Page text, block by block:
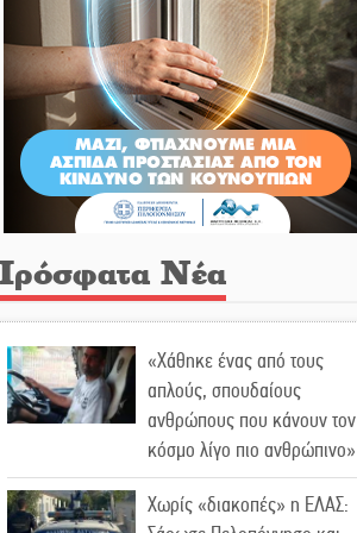
Νέα
«Χάθηκε ένας από τους
απλούς, σπουδαίους
ανθρώπους που κάνουν τον
κόσμο λίγο πιο ανθρώπινο»
Χωρίς «διακοπές» η ΕΛΑΣ: